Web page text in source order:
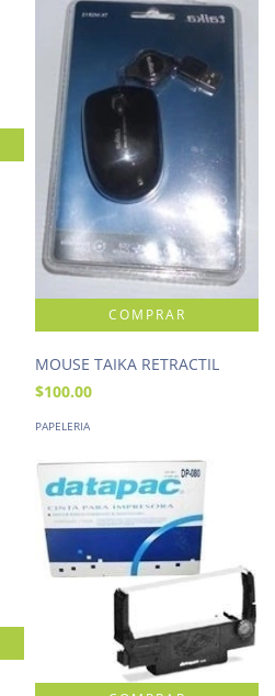
MOUSE TAIKA RETRACTIL
$100.00
PAPELERIA